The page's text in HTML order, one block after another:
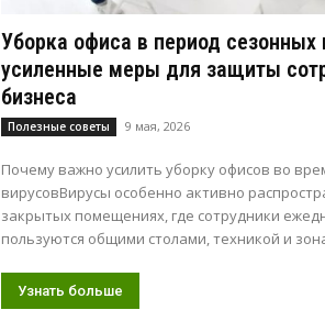
Уборка офиса в период сезонных
усиленные меры для защиты
бизнеса
Полезные советы 9 мая, 2026
Почему важно усилить уборку офисов во
вирусовВирусы особенно активно
закрытых помещениях, где сотрудники
пользуются общими столами, техникой и
Узнать больше